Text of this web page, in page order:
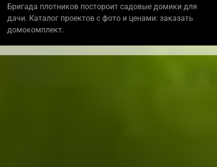
Бригада плотников постороит садовые домики для
дачи. Каталог проектов с фото и ценами: заказать
домокомплект.